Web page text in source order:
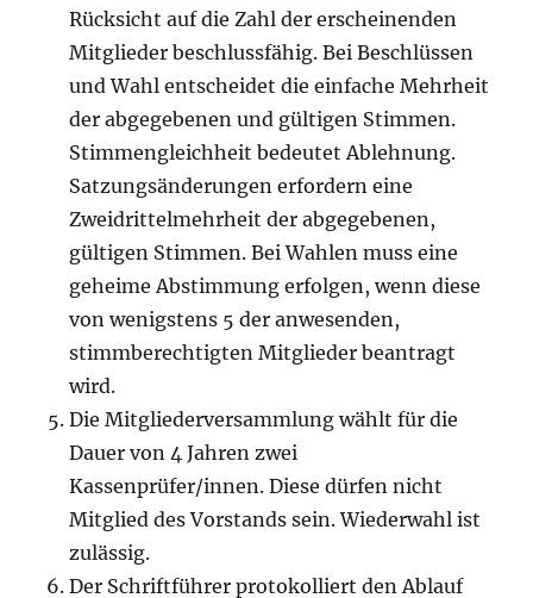
Rücksicht auf die Zahl der erscheinenden
Mitglieder beschlussfähig. Bei Beschlüssen
und Wahl entscheidet die einfache Mehrheit
der abgegebenen und gültigen Stimmen.
Stimmengleichheit bedeutet Ablehnung.
Satzungsänderungen erfordern eine
Zweidrittelmehrheit der abgegebenen,
gültigen Stimmen. Bei Wahlen muss eine
geheime Abstimmung erfolgen, wenn diese
von wenigstens 5 der anwesenden,
stimmberechtigten Mitglieder beantragt
wird.
Die Mitgliederversammlung wählt für die
Dauer von 4 Jahren zwei
Kassenprüfer/innen. Diese dürfen nicht
Mitglied des Vorstands sein. Wiederwahl ist
zulässig.
Der Schriftführer protokolliert den Ablauf